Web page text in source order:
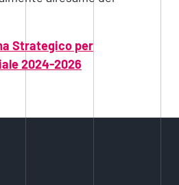
Strategico per
2024-2026